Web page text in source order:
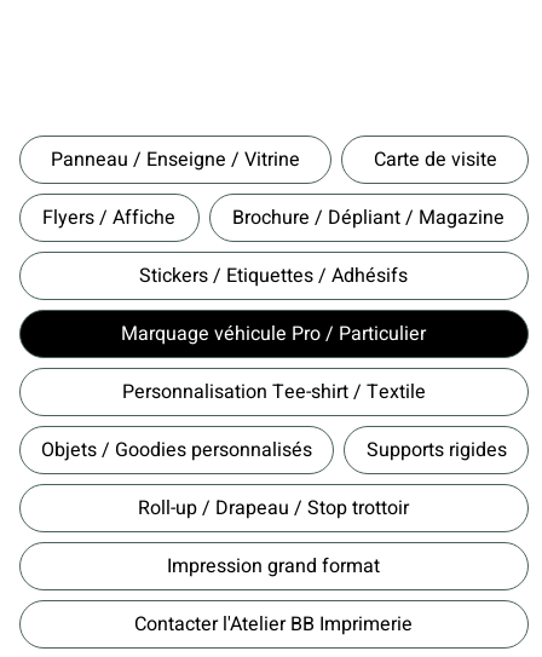
Panneau / Enseigne / Vitrine
Carte de visite
Flyers / Affiche
Brochure / Dépliant / Magazine
Stickers / Etiquettes / Adhésifs
Marquage véhicule Pro / Particulier
Personnalisation Tee-shirt / Textile
Objets / Goodies personnalisés
Supports rigides
Roll-up / Drapeau / Stop trottoir
Impression grand format
Contacter l'Atelier BB Imprimerie